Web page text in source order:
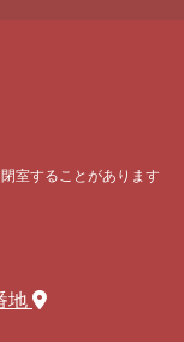
室することがあります
地